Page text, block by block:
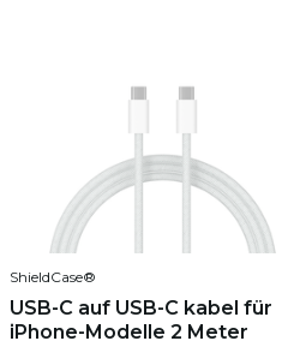
ShieldCase®
USB-C auf USB-C kabel für
iPhone-Modelle 2 Meter